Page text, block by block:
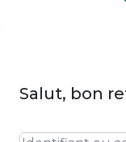
Salut, bon